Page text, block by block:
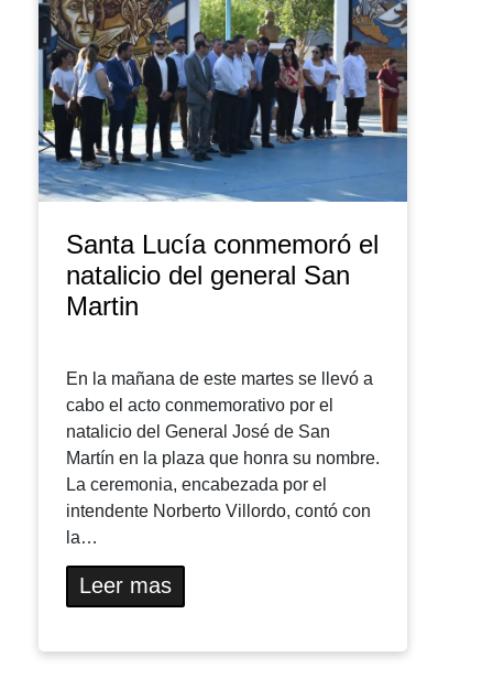
Santa Lucía conmemoró el
natalicio del general San
Martin
En la mañana de este martes se llevó a
cabo el acto conmemorativo por el
natalicio del General José de San
Martín en la plaza que honra su nombre.
La ceremonia, encabezada por el
intendente Norberto Villordo, contó con
la…
Leer mas